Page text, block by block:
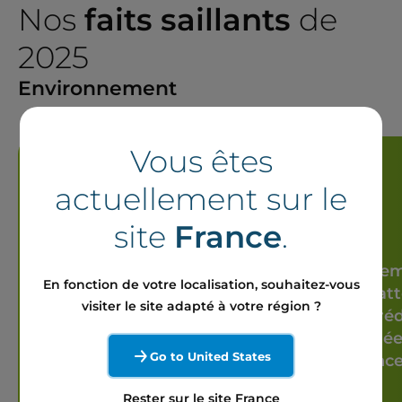
Nos faits saillants de
2025
Environnement
Le parc de stockage
Hagersville récompensé
par l'Association
canadienne de l'énergie
renouvelable (CanRea)
Projet canadien novateur
pour
de
Vous êtes
actuellement sur le
site France.
En fonction de votre localisation, souhaitez-vous
visiter le site adapté à votre région ?
Go to United States
Rester sur le site France